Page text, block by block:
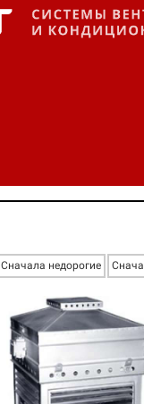
Сначала недорогие